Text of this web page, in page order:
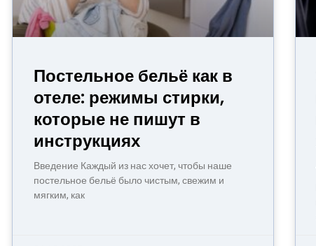
Постельное бельё как в
отеле: режимы стирки,
которые не пишут в
инструкциях
Введение Каждый из нас хочет, чтобы наше
постельное бельё было чистым, свежим и
мягким, как